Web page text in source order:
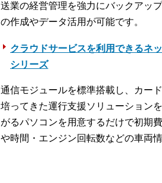
送業の経営管理を強力にバックアッ
の作成やデータ活用が可能です。
クラウドサービスを利用できるネ
シリーズ
通信モジュールを標準搭載し、カー
培ってきた運行支援ソリューション
がるパソコンを用意するだけで初期
や時間・エンジン回転数などの車両